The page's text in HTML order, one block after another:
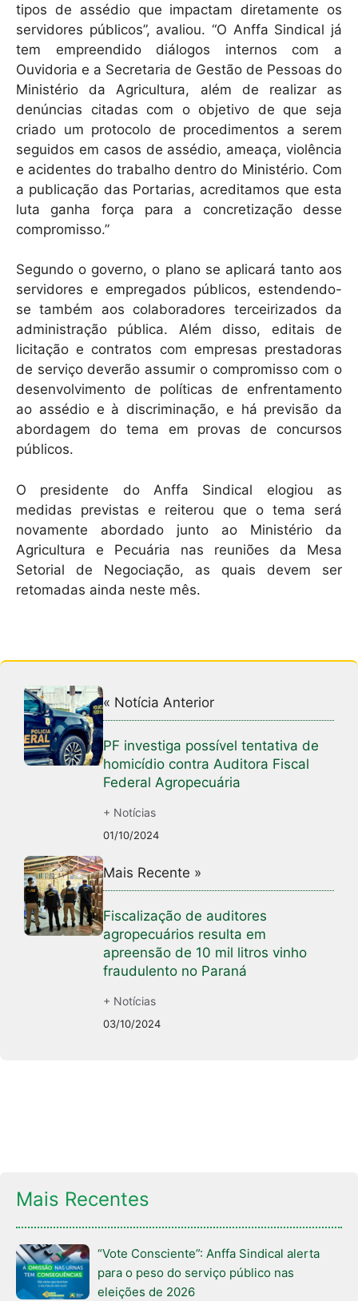
tipos de assédio que impactam diretamente os
servidores públicos”, avaliou. “O Anffa Sindical já
tem empreendido diálogos internos com a
Ouvidoria e a Secretaria de Gestão de Pessoas do
Ministério da Agricultura, além de realizar as
denúncias citadas com o objetivo de que seja
criado um protocolo de procedimentos a serem
seguidos em casos de assédio, ameaça, violência
e acidentes do trabalho dentro do Ministério. Com
a publicação das Portarias, acreditamos que esta
luta ganha força para a concretização desse
compromisso.”
Segundo o governo, o plano se aplicará tanto aos
servidores e empregados públicos, estendendo-
se também aos colaboradores terceirizados da
administração pública. Além disso, editais de
licitação e contratos com empresas prestadoras
de serviço deverão assumir o compromisso com o
desenvolvimento de políticas de enfrentamento
ao assédio e à discriminação, e há previsão da
abordagem do tema em provas de concursos
públicos.
O presidente do Anffa Sindical elogiou as
medidas previstas e reiterou que o tema será
novamente abordado junto ao Ministério da
Agricultura e Pecuária nas reuniões da Mesa
Setorial de Negociação, as quais devem ser
retomadas ainda neste mês.
« Notícia Anterior
PF investiga possível tentativa de
homicídio contra Auditora Fiscal
Federal Agropecuária
+ Notícias
01/10/2024
Mais Recente »
Fiscalização de auditores
agropecuários resulta em
apreensão de 10 mil litros vinho
fraudulento no Paraná
+ Notícias
03/10/2024
Mais Recentes
“Vote Consciente”: Anffa Sindical alerta
para o peso do serviço público nas
eleições de 2026